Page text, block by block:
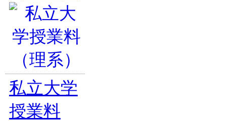
私立大学
授業料